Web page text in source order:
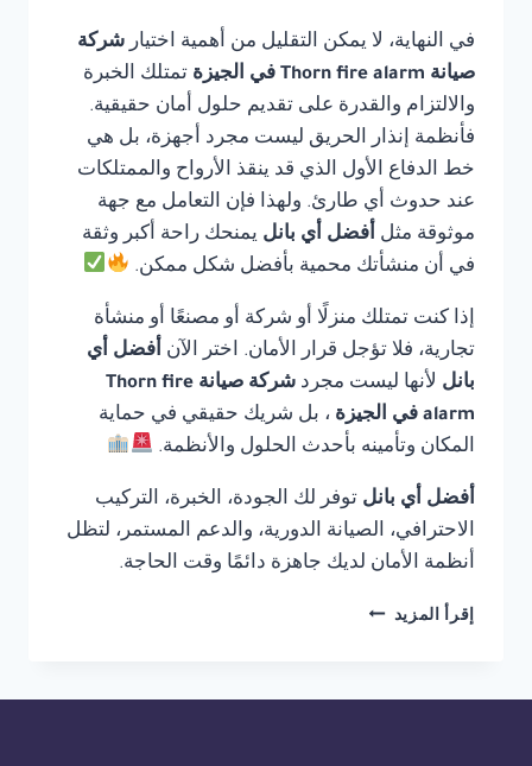
في النهاية، لا يمكن التقليل من أهمية اختيار شركة
صيانة Thorn fire alarm في الجيزة
تمتلك الخبرة
والالتزام والقدرة على تقديم حلول أمان حقيقية.
فأنظمة إنذار الحريق ليست مجرد أجهزة، بل هي
خط الدفاع الأول الذي قد ينقذ الأرواح والممتلكات
عند حدوث أي طارئ. ولهذا فإن التعامل مع جهة
موثوقة مثل أفضل أي بانل يمنحك راحة أكبر وثقة
في أن منشأتك محمية بأفضل شكل ممكن.
إذا كنت تمتلك منزلًا أو شركة أو مصنعًا أو منشأة
تجارية، فلا تؤجل قرار الأمان. اختر الآن أفضل أي
بانل لأنها ليست مجرد
شركة صيانة Thorn fire
alarm في الجيزة
، بل شريك حقيقي في حماية
المكان وتأمينه بأحدث الحلول والأنظمة.
أفضل أي بانل توفر لك الجودة، الخبرة، التركيب
الاحترافي، الصيانة الدورية، والدعم المستمر، لتظل
أنظمة الأمان لديك جاهزة دائمًا وقت الحاجة.
إقرأ المزيد شركة